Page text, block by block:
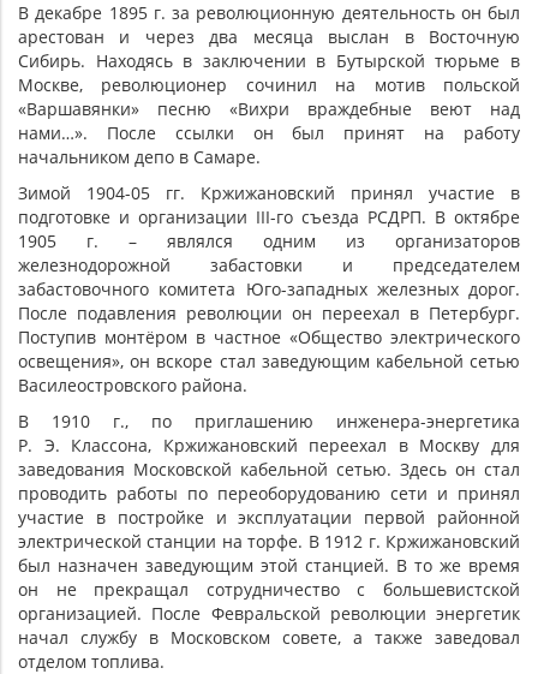
В декабре 1895 г. за революционную деятельность он был
арестован и через два месяца выслан в Восточную
Сибирь. Находясь в заключении в Бутырской тюрьме в
Москве, революционер сочинил на мотив польской
«Варшавянки» песню «Вихри враждебные веют над
нами…». После ссылки он был принят на работу
начальником депо в Самаре.
Зимой 1904-05 гг. Кржижановский принял участие в
подготовке и организации III-го съезда РСДРП. В октябре
1905 г. – являлся одним из организаторов
железнодорожной забастовки и председателем
забастовочного комитета Юго-западных железных дорог.
После подавления революции он переехал в Петербург.
Поступив монтёром в частное «Общество электрического
освещения», он вскоре стал заведующим кабельной сетью
Василеостровского района.
В 1910 г., по приглашению инженера-энергетика
Р. Э. Классона, Кржижановский переехал в Москву для
заведования Московской кабельной сетью. Здесь он стал
проводить работы по переоборудованию сети и принял
участие в постройке и эксплуатации первой районной
электрической станции на торфе. В 1912 г. Кржижановский
был назначен заведующим этой станцией. В то же время
он не прекращал сотрудничество с большевистской
организацией. После Февральской революции энергетик
начал службу в Московском совете, а также заведовал
отделом топлива.